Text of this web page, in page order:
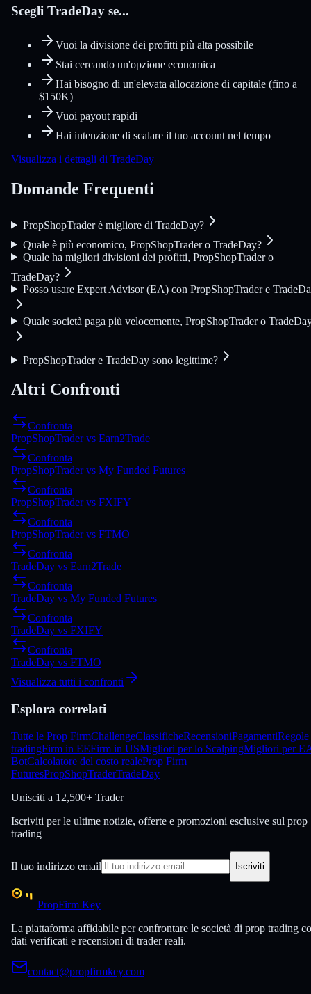
Scegli TradeDay se...
Vuoi la divisione dei profitti più alta possibile
Stai cercando un'opzione economica
Hai bisogno di un'elevata allocazione di capitale (fino a
$150K)
Vuoi payout rapidi
Hai intenzione di scalare il tuo account nel tempo
Visualizza i dettagli di TradeDay
Domande Frequenti
PropShopTrader è migliore di TradeDay?
Quale è più economico, PropShopTrader o TradeDay?
Quale ha migliori divisioni dei profitti, PropShopTrader o
TradeDay?
Posso usare Expert Advisor (EA) con PropShopTrader e
Quale società paga più velocemente, PropShopTrader o
PropShopTrader e TradeDay sono legittime?
Altri Confronti
Confronta
PropShopTradervs Earn2Trade
Confronta
PropShopTradervs My Funded Futures
Confronta
PropShopTradervs FXIFY
Confronta
PropShopTradervs FTMO
Confronta
TradeDay vs Earn2Trade
Confronta
TradeDay vs My Funded Futures
Confronta
TradeDay vs FXIFY
Confronta
TradeDay vs FTMO
Visualizza tutti i confronti
Esplora correlati
Tutte le Prop FirmChallengeClassificheRecensioniPagamenti
tradingFirm in EEFirm in USMigliori per lo ScalpingMigliori per
BotCalcolatore del costo realeProp Firm
FuturesPropShopTraderTradeDay
Unisciti a 12,500+ Trader
Iscriviti per le ultime notizie, offerte e promozioni esclusive sul prop
trading
Il tuo indirizzo email Iscriviti
PropFirm Key
La piattaforma affidabile per confrontare le società di prop trading
dati verificati e recensioni di trader reali.
contact@propfirmkey.com